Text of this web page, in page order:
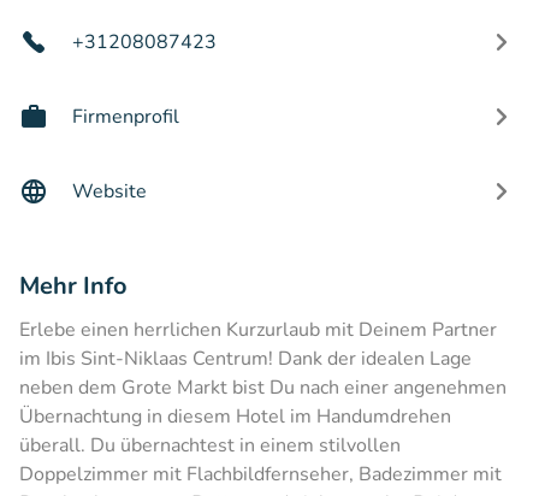
+31208087423
Firmenprofil
Website
Mehr Info
Erlebe einen herrlichen Kurzurlaub mit Deinem Partner
im Ibis Sint-Niklaas Centrum! Dank der idealen Lage
neben dem Grote Markt bist Du nach einer angenehmen
Übernachtung in diesem Hotel im Handumdrehen
überall. Du übernachtest in einem stilvollen
Doppelzimmer mit Flachbildfernseher, Badezimmer mit